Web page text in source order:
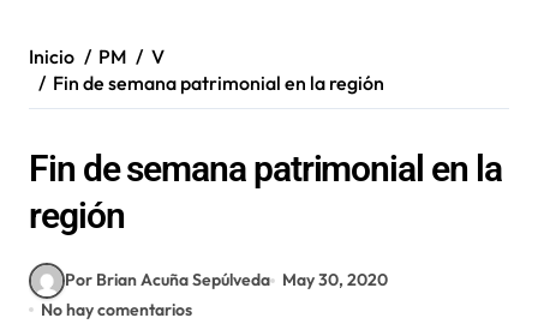
Inicio PM
V
Fin de semana patrimonial en la región
Fin de semana patrimonial en la
región
Por Brian Acuña Sepúlveda
May 30, 2020
No hay comentarios